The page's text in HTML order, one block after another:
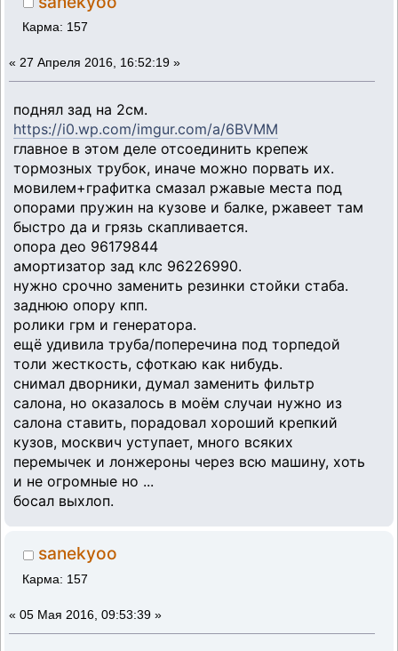
Карма: 157
« 27 Апреля 2016, 16:52:19 »
поднял зад на 2см.
https://i0.wp.com/imgur.com/a/6BVMM
главное в этом деле отсоединить крепеж
тормозных трубок, иначе можно порвать их.
мовилем+графитка смазал ржавые места под
опорами пружин на кузове и балке, ржавеет там
быстро да и грязь скапливается.
опора део 96179844
амортизатор зад клс 96226990.
нужно срочно заменить резинки стойки стаба.
заднюю опору кпп.
ролики грм и генератора.
ещё удивила труба/поперечина под торпедой
толи жесткость, сфоткаю как нибудь.
снимал дворники, думал заменить фильтр
салона, но оказалось в моём случаи нужно из
салона ставить, порадовал хороший крепкий
кузов, москвич уступает, много всяких
перемычек и лонжероны через всю машину, хоть
и не огромные но ...
босал выхлоп.
sanekyoo
Карма: 157
« 05 Мая 2016, 09:53:39 »